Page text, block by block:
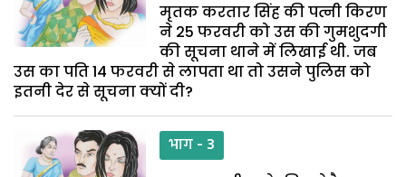
मृतक करतार सिंह की पत्नी किरण
ने 25 फरवरी को उस की गुमशुदगी
की सूचना थाने में लिखाई थी. जब
उस का पति 14 फरवरी से लापता था तो उसने पुलिस को
इतनी देर से सूचना क्यों दी?
भाग - 3